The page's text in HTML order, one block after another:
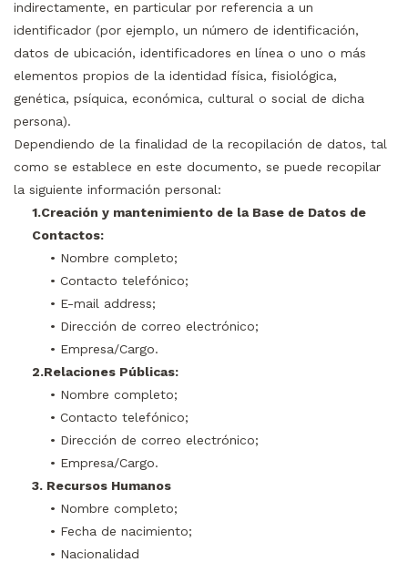
indirectamente, en particular por referencia a un
identificador (por ejemplo, un número de identificación,
datos de ubicación, identificadores en línea o uno o más
elementos propios de la identidad física, fisiológica,
genética, psíquica, económica, cultural o social de dicha
persona).
Dependiendo de la finalidad de la recopilación de datos, tal
como se establece en este documento, se puede recopilar
la siguiente información personal:
1.Creación y mantenimiento de la Base de Datos de
Contactos:
• Nombre completo;
• Contacto telefónico;
• E-mail address;
• Dirección de correo electrónico;
• Empresa/Cargo.
2.Relaciones Públicas:
• Nombre completo;
• Contacto telefónico;
• Dirección de correo electrónico;
• Empresa/Cargo.
3. Recursos Humanos
• Nombre completo;
• Fecha de nacimiento;
• Nacionalidad